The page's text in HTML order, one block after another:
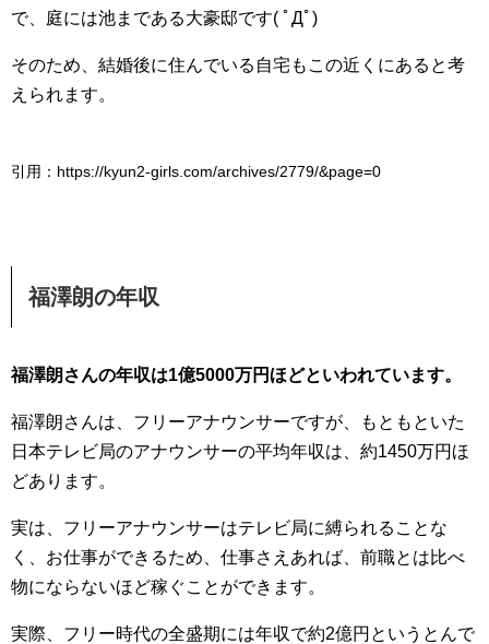
で、庭には池まである大豪邸です( ﾟДﾟ)
そのため、結婚後に住んでいる自宅もこの近くにあると考
えられます。
引用：https://kyun2-girls.com/archives/2779/&page=0
福澤朗の年収
福澤朗さんの年収は1億5000万円ほどといわれています。
福澤朗さんは、フリーアナウンサーですが、もともといた
日本テレビ局のアナウンサーの平均年収は、約1450万円ほ
どあります。
実は、フリーアナウンサーはテレビ局に縛られることな
く、お仕事ができるため、仕事さえあれば、前職とは比べ
物にならないほど稼ぐことができます。
実際、フリー時代の全盛期には年収で約2億円というとんで